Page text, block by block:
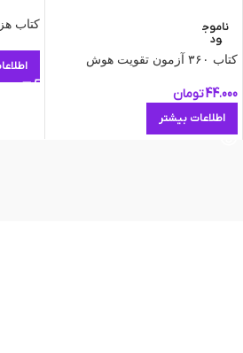
ناموج
ود
کتاب ۳۶۰ آزمون تقویت هوش
44.000تومان
اطلاعات بیشتر
کتاب